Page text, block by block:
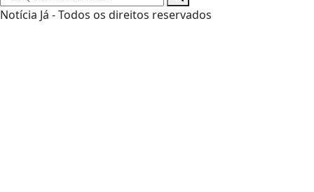
Notícia Já - Todos os direitos reservados